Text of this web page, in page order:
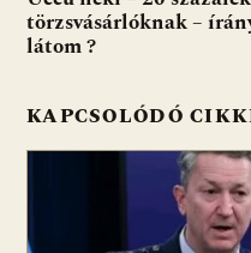
k p
törzsvásárlóknak –
látom ?
KAPCSOLÓDÓ